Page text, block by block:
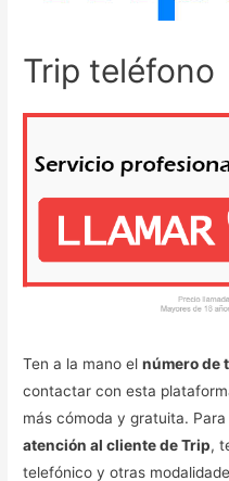
Trip teléfono
Ten a la mano elnúmero de
contactar con esta
más cómoda y gratuita.
atención al cliente de Trip,
telefónico y otras